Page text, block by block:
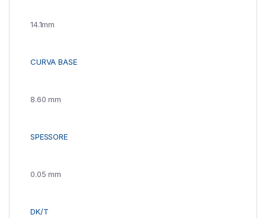
14.1mm
CURVA BASE
8.60 mm
SPESSORE
0.05 mm
DK/T